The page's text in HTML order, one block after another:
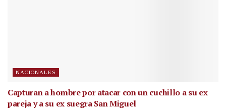
NACIONALES
Capturan a hombre por atacar con un cuchillo a su ex
pareja y a su ex suegra San Miguel